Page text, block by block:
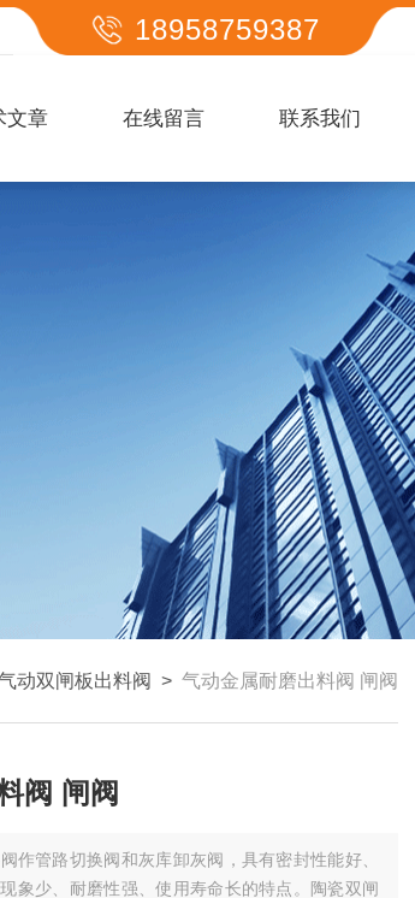
18958759387
文章 在线留言 联系我们
动双闸板出料阀 > 气动金属耐磨出料阀 闸阀
阀 闸阀
作管路切换阀和灰库卸灰阀，具有密封性能好、
象少、耐磨性强、使用寿命长的特点。陶瓷双闸